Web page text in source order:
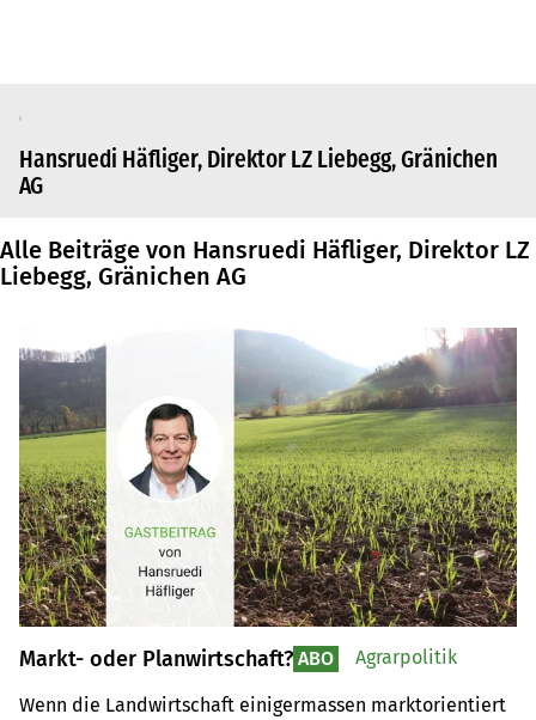
Hansruedi Häfliger, Direktor LZ Liebegg, Gränichen
AG
Alle Beiträge von Hansruedi Häfliger, Direktor LZ
Liebegg, Gränichen AG
Markt- oder Planwirtschaft?
Wenn die Landwirtschaft einigermassen marktorientiert
ABO Agrarpolitik